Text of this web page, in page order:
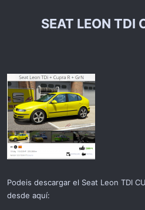
SEAT LEON TDI
Podeis descargar el Seat Leon TDI
desde aquí: